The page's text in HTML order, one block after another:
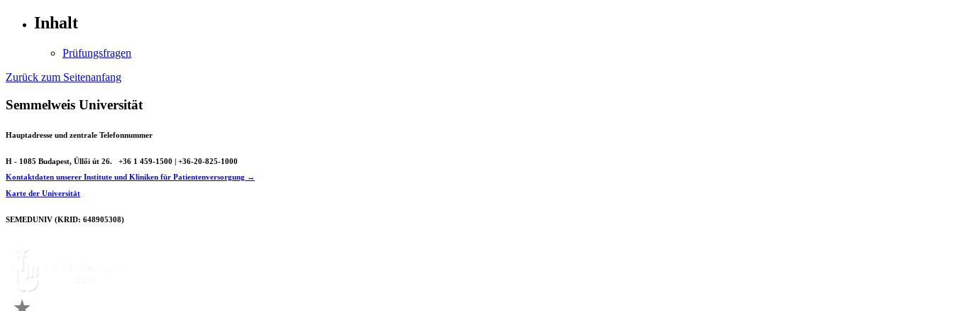
Inhalt
Prüfungsfragen
Zurück zum Seitenanfang
Semmelweis Universität
Hauptadresse und zentrale Telefonnummer
H - 1085 Budapest, Üllői út 26.
+36 1 459-1500 | +36-20-825-1000
Kontaktdaten unserer Institute und Kliniken für Patientenversorgung →
Karte der Universität
SEMEDUNIV (KRID: 648905308)